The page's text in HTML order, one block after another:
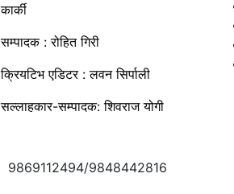
कार्की
सम्पादक : रोहित गिरी
क्रियटिभ एडिटर : लवन सिर्पाली
सल्लाहकार-सम्पादक: शिवराज योगी
9869112494/9848442816